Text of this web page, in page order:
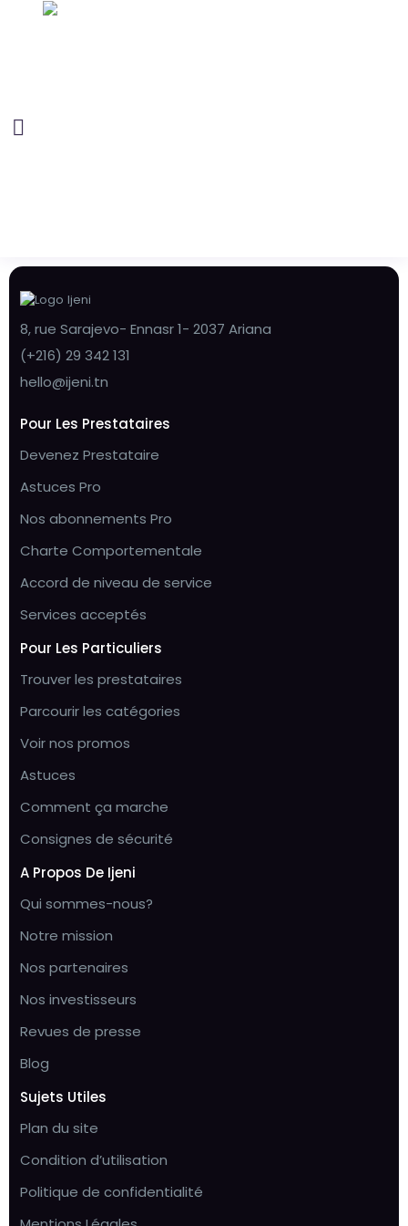
8, rue Sarajevo- Ennasr 1- 2037 Ariana
(+216) 29 342 131
hello@ijeni.tn
Pour Les Prestataires
Devenez Prestataire
Astuces Pro
Nos abonnements Pro
Charte Comportementale
Accord de niveau de service
Services acceptés
Pour Les Particuliers
Trouver les prestataires
Parcourir les catégories
Voir nos promos
Astuces
Comment ça marche
Consignes de sécurité
A Propos De Ijeni
Qui sommes-nous?
Notre mission
Nos partenaires
Nos investisseurs
Revues de presse
Blog
Sujets Utiles
Plan du site
Condition d’utilisation
Politique de confidentialité